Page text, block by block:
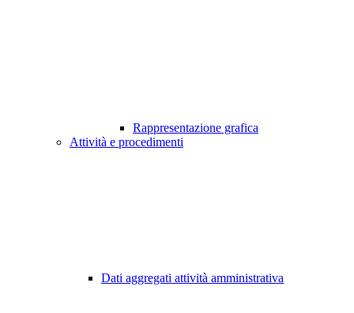
Rappresentazione grafica
Attività e procedimenti
Dati aggregati attività amministrativa